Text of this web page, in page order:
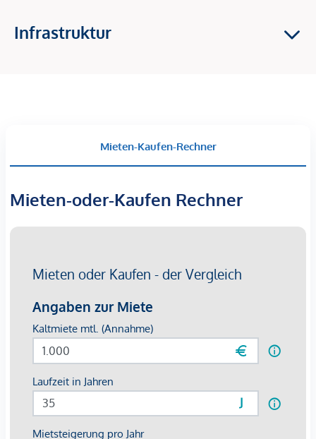
Ein besonderes Merkmal von ODO25 ist das angrenzende
Hofhaus, das flexibel nutzbare Büro- oder Atelierflächen
Erholungsräumen. ODO25 bietet damit einen idealen
Ausgangspunkt für ein aktives, urbanes Leben mit hoher
ODO25. Eine energieeffiziente Bauweise, moderne
Materialien tragen zu niedrigen Betriebs- und Energiekosten
Die Beheizung und Kühlung erfolgen über ein nachhaltiges
Energiekonzept mit Wärmepumpe, Erdwärmesonden und
Bauteilaktivierung. Begrünte Innenhofbereiche, Fassaden-
und Dachflächen schaffen ein angenehmes Mikroklima und
erhöhen die Aufenthaltsqualität.
Infrastruktur
Mieten-Kaufen-Rechner
Mieten-oder-Kaufen Rechner